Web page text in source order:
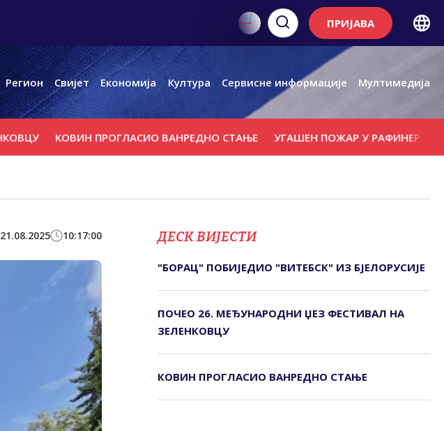
ПРИЈАВА
Регион Свијет Економија Култура Сервисне информације Мултимедија
КОВИН ПРОГЛАСИО ВАНРЕДНО СТАЊЕ УГАШЕН ПОЖАР У РАФИНЕРИЈИ НАФТЕ
21.08.2025 10:17:00 ДЕСК ВИЈЕСТИ
"БОРАЦ" ПОБИЈЕДИО "ВИТЕБСК" ИЗ БЈЕЛОРУСИЈЕ
ПОЧЕО 26. МЕЂУНАРОДНИ ЏЕЗ ФЕСТИВАЛ НА
ЗЕЛЕНКОВЦУ
КОВИН ПРОГЛАСИО ВАНРЕДНО СТАЊЕ